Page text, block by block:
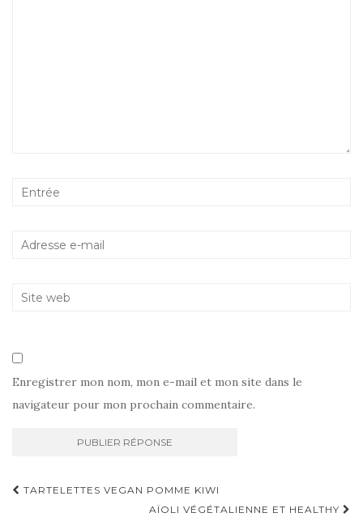
Enregistrer mon nom, mon e-mail et mon site dans le
navigateur pour mon prochain commentaire.
Navigation
TARTELETTES VEGAN POMME KIWI
AÏOLI VÉGÉTALIENNE ET HEALTHY